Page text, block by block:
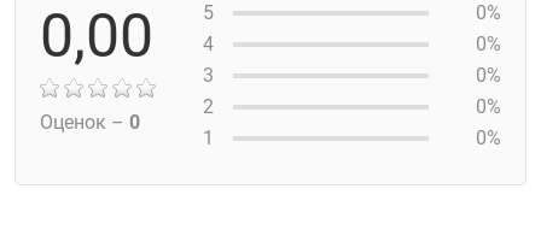
0,00
Оценок – 0
5
0%
4
0%
3
0%
2
0%
1
0%